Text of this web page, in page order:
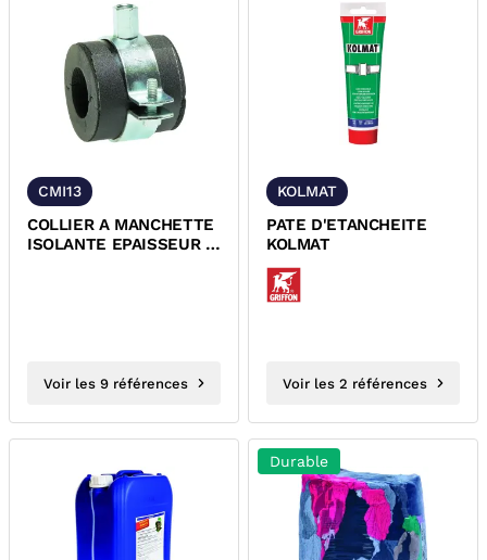
CMI13
COLLIER A MANCHETTE
ISOLANTE EPAISSEUR 13
Voir les 9 références
KOLMAT
PATE D'ETANCHEITE
KOLMAT
Voir les 2 références
Durable